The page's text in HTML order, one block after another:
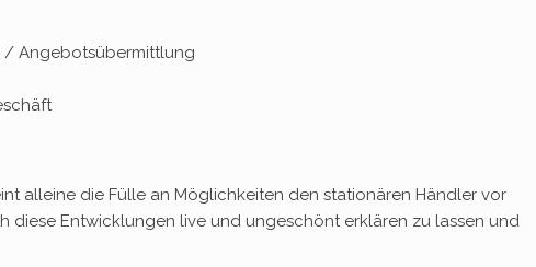
/ Angebotsübermittlung
alleine die Fülle an Möglichkeiten den stationären Händler vor
diese Entwicklungen live und ungeschönt erklären zu lassen und